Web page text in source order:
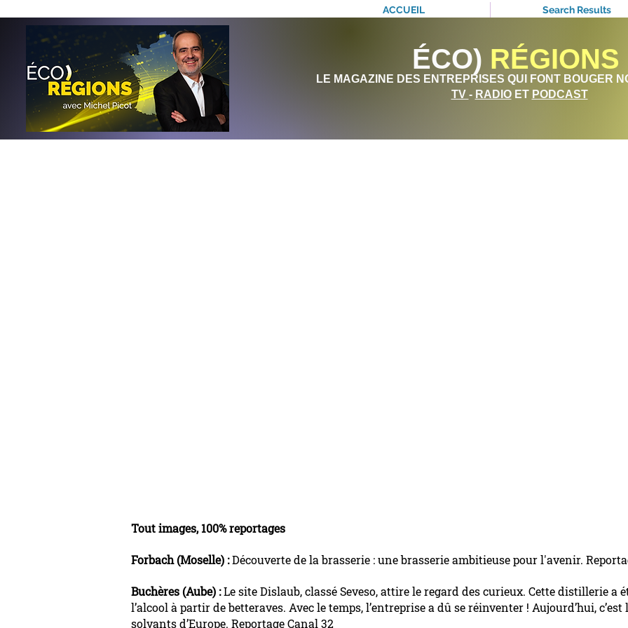
ACCUEIL Search Results
ÉCO) RÉGIONS
LE MAGAZINE DES ENTREPRISES QUI FONT BOUGER
TV - RADIOET PODCAST
Tout images, 100% reportages
Forbach (Moselle) :Découverte de la brasserie : une brasserie ambitieuse pour l'avenir.
Buchères (Aube) :Le site Dislaub, classé Seveso, attire le regard des curieux. Cette distillerie a
l’alcool à partir de betteraves. Avec le temps, l’entreprise a dû se réinventer ! Aujourd’hui,
solvants d’Europe. Reportage Canal 32